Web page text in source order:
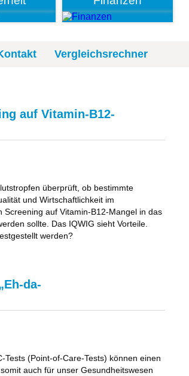
Vergleichsrechner
auf Vitamin-B12-
überprüft, ob bestimmte
und Wirtschaftlichkeit im
auf Vitamin-B12-Mangel in das
sollte. Das IQWIG sieht Vorteile.
werden?
da-
(Point-of-Care-Tests) können einen
auch für unser Gesundheitswesen